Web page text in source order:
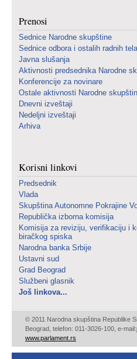
Prenosi
Sednice Narodne skupštine
Sednice odbora i ostalih radnih tela
Javna slušanja
Aktivnosti predsednika Narodne
Konferencije za novinare
Ostale aktivnosti Narodne
Dnevni izveštaji
Nedeljni izveštaji
Arhiva
Korisni linkovi
Predsednik
Vlada
Skupština Autonomne Pokrajine
Republička izborna komisija
Komisija za reviziju, verifikaciju i
biračkog spiska
Narodna banka Srbije
Ustavni sud
Grad Beograd
Službeni glasnik
Još linkova...
© 2011 Narodna skupština Republike
Beograd, telefon: 011-3026-100, e-mail:
www.parlament.rs